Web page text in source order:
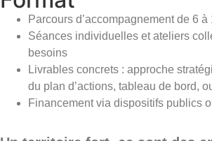
Parcours d’accompagnement de 6 à
Séances individuelles et ateliers
besoins
Livrables concrets : approche
du plan d’actions, tableau de bord,
Financement via dispositifs publics